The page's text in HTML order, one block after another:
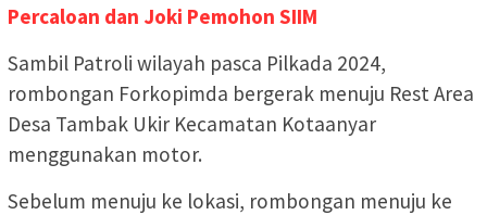
Percaloan dan Joki Pemohon SIIM
Sambil Patroli wilayah pasca Pilkada 2024,
rombongan Forkopimda bergerak menuju Rest Area
Desa Tambak Ukir Kecamatan Kotaanyar
menggunakan motor.
Sebelum menuju ke lokasi, rombongan menuju ke